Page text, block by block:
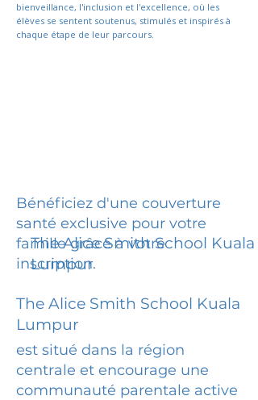
bienveillance, l'inclusion et l'excellence, où les
élèves se sentent soutenus, stimulés et inspirés à
chaque étape de leur parcours.
Bénéficiez d'une couverture
santé exclusive pour votre
famille grâce à votre
inscription.
The Alice Smith School Kuala
Lumpur
The Alice Smith School Kuala
Lumpur
est situé dans la région
centrale et encourage une
communauté parentale active